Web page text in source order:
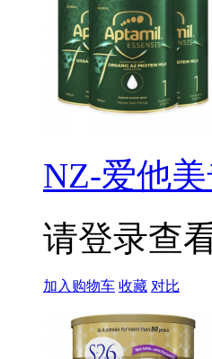
NZ-爱他
请登录查
加入购物车 收藏 对比